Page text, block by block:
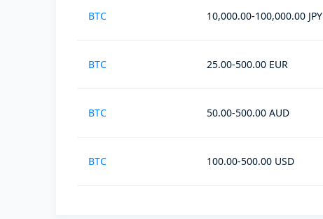
BTC 10,000.00-100,000.00 JPY
BTC 25.00-500.00 EUR
BTC 50.00-500.00 AUD
BTC 100.00-500.00 USD